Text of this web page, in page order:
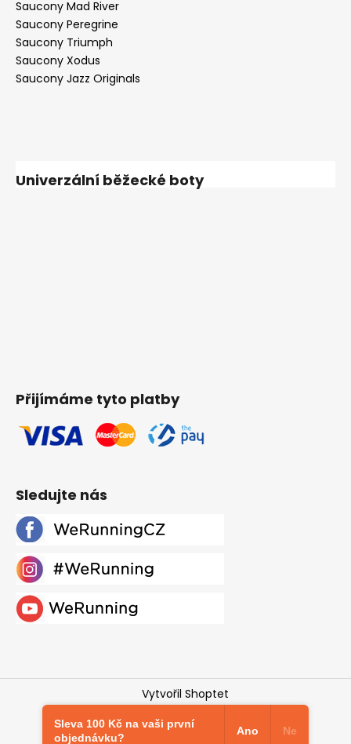
Saucony Mad River
Saucony Peregrine
Saucony Triumph
Saucony Xodus
Saucony Jazz Originals
Univerzální běžecké boty
Přijímáme tyto platby
Sledujte nás
Vytvořil Shoptet
Copyright 2026
Werunning.cz
vyhrazena.Upravit nastavení cookies
Sleva 100 Kč na vaši první
objednávku?
Ano Ne